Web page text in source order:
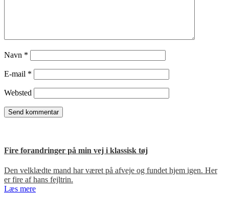
Navn *
E-mail *
Websted
Fire forandringer på min vej i klassisk tøj
Den velklædte mand har været på afveje og fundet hjem igen. Her
er fire af hans fejltrin.
Læs mere